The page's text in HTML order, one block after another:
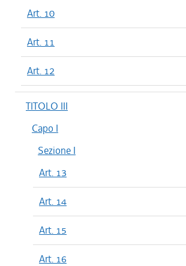
Art. 10
Art. 11
Art. 12
TITOLO III
Capo I
Sezione I
Art. 13
Art. 14
Art. 15
Art. 16